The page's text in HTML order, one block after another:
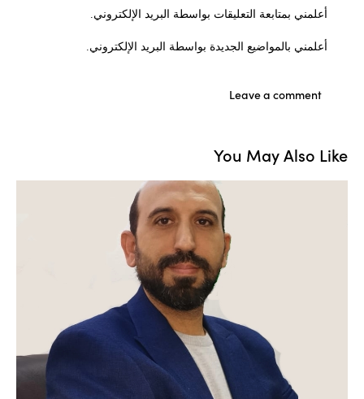
أعلمني بمتابعة التعليقات بواسطة البريد الإلكتروني.
أعلمني بالمواضيع الجديدة بواسطة البريد الإلكتروني.
You May Also Like